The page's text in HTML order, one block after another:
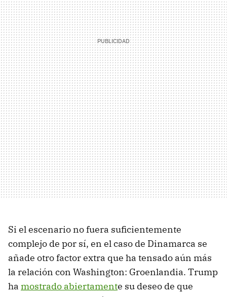
Si el escenario no fuera suficientemente
complejo de por sí, en el caso de Dinamarca se
añade otro factor extra que ha tensado aún más
la relación con Washington: Groenlandia. Trump
ha mostrado abiertamente su deseo de que